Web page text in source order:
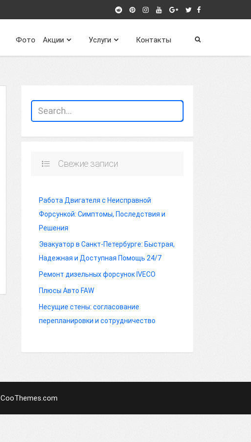
Контакты
Услуги
Акции
Фото
Свежие записи
Работа Двигателя с Неисправной
Форсункой: Симптомы, Последствия и
Решения
Эвакуатор в Санкт-Петербурге: Быстрая,
Надежная и Доступная Помощь 24/7
Ремонт дизельных форсунок IVECO
Плюсы Авто FAW
Несущие стены: согласование
перепланировки и сотрудничество
CooThemes.com